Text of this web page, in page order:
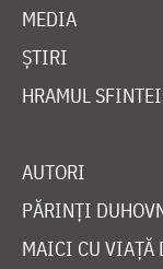
MEDIA
ȘTIRI
HRAMUL
AUTORI
PĂRINȚI
MAICI CU VIAȚĂ